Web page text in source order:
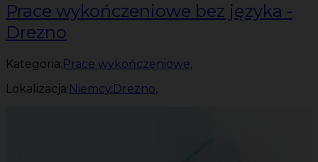
Prace wykończeniowe bez języka -
Drezno
Kategoria:Prace wykończeniowe,
Lokalizacja:Niemcy,Drezno,